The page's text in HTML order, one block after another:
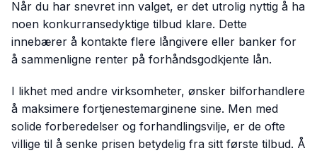
Når du har snevret inn valget, er det utrolig nyttig å ha
noen konkurransedyktige tilbud klare. Dette
innebærer å kontakte flere långivere eller banker for
å sammenligne renter på forhåndsgodkjente lån.
I likhet med andre virksomheter, ønsker bilforhandlere
å maksimere fortjenestemarginene sine. Men med
solide forberedelser og forhandlingsvilje, er de ofte
villige til å senke prisen betydelig fra sitt første tilbud. Å